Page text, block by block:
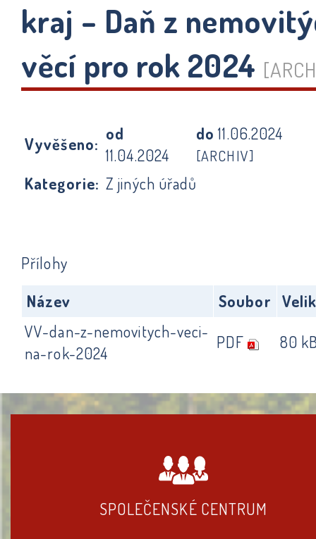
kraj – Daň z
věcí pro rok 2024
Vyvěšeno:
od
11.04.2024
do11.06.2024
[ARCHIV]
Kategorie: Z jiných úřadů
Přílohy
Název
Soubor
VV-dan-z-nemovitych-veci-
na-rok-2024
PDF 80
SPOLEČENSKÉ CENTRUM